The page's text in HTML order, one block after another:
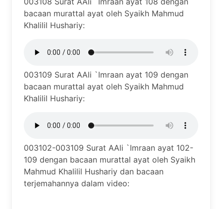
bacaan murattal ayat oleh Syaikh Mahmud
Khalilil Hushariy:
003109 Surat AAli `Imraan ayat 109 dengan
bacaan murattal ayat oleh Syaikh Mahmud
Khalilil Hushariy:
003102-003109 Surat AAli `Imraan ayat 102-
109 dengan bacaan murattal ayat oleh Syaikh
Mahmud Khalilil Hushariy dan bacaan
terjemahannya dalam video: